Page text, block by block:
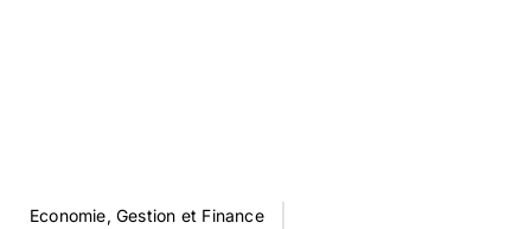
Economie, Gestion et Finance